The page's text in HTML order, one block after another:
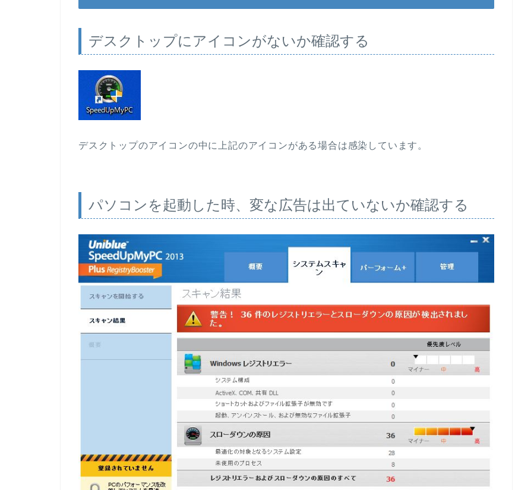
デスクトップにアイコンがないか確認する
デスクトップのアイコンの中に上記のアイコンがある場合は感染しています。
パソコンを起動した時、変な広告は出ていないか確認する